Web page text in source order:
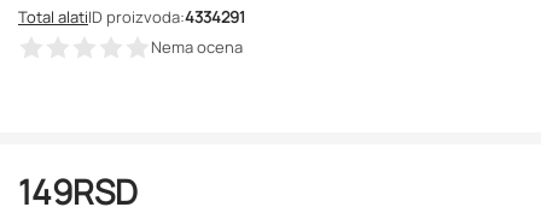
Total alatiID proizvoda:4334291
Nema ocena
149RSD